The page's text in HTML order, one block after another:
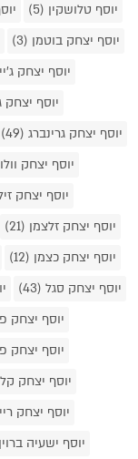
יוסף טלושקין (5)
יוסף יצחק בוטמן (3)
יוסף יצחק
יוסף יצחק
יוסף יצחק גרינברג (49)
יוסף יצחק
יוסף יצחק
יוסף יצחק זלצמן (21)
יוסף יצחק כצמן (12)
יוסף יצחק סגל (43)
יוסף יצחק
יוסף יצחק
יוסף יצחק
יוסף יצחק
יוסף ישעיה ברוין